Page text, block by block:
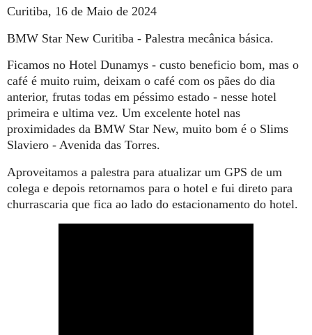
Curitiba, 16 de Maio de 2024
BMW Star New Curitiba - Palestra mecânica básica.
Ficamos no Hotel Dunamys - custo beneficio bom, mas o
café é muito ruim, deixam o café com os pães do dia
anterior, frutas todas em péssimo estado - nesse hotel
primeira e ultima vez. Um excelente hotel nas
proximidades da BMW Star New, muito bom é o Slims
Slaviero - Avenida das Torres.
Aproveitamos a palestra para atualizar um GPS de um
colega e depois retornamos para o hotel e fui direto para
churrascaria que fica ao lado do estacionamento do hotel.